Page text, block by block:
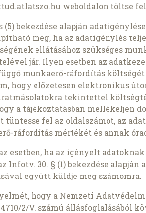
weboldalon töltse
(5) bekezdése alapján
meg, ha az adatigénylés
ellátásához szükséges
jár. Ilyen esetben az
munkaerő-ráfordítás
hogy előzetesen elektronikus
tekintettel
a tájékoztatásban mellékeljen
tüntesse fel az oldalszámot, az
ráfordítás mértékét és annak
esetben, ha az igényelt
Infotv. 30. § (1) bekezdése alapján
együtt küldje meg számomra.
hogy a Nemzeti
2/V. számú állásfoglalásából